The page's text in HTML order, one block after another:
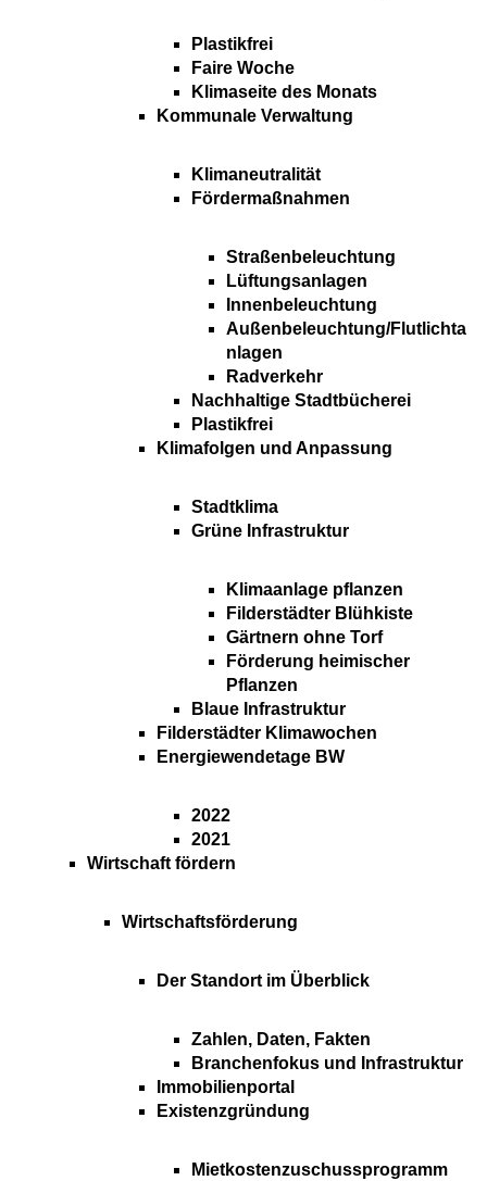
Plastikfrei
Faire Woche
Klimaseite des Monats
Kommunale Verwaltung
Klimaneutralität
Fördermaßnahmen
Straßenbeleuchtung
Lüftungsanlagen
Innenbeleuchtung
Außenbeleuchtung/Flutlichta
nlagen
Radverkehr
Nachhaltige Stadtbücherei
Plastikfrei
Klimafolgen und Anpassung
Stadtklima
Grüne Infrastruktur
Klimaanlage pflanzen
Filderstädter Blühkiste
Gärtnern ohne Torf
Förderung heimischer
Pflanzen
Blaue Infrastruktur
Filderstädter Klimawochen
Energiewendetage BW
2022
2021
Wirtschaft fördern
Wirtschaftsförderung
Der Standort im Überblick
Zahlen, Daten, Fakten
Branchenfokus und Infrastruktur
Immobilienportal
Existenzgründung
Mietkostenzuschussprogramm